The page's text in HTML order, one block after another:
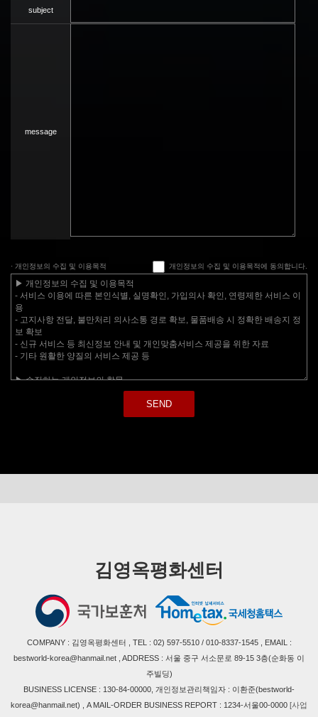
subject
message
· 개인정보의 수집 및 이용목적 개인정보의 수집 및 이용목적에 동의합니다.
SEND
김영옥평화센터
COMPANY : 김영옥평화센터 , TEL : 02) 597-5510 / 010-8337-1545 , EMAIL :
bestworld-korea@hanmail.net , ADDRESS : 서울 중구 서소문로 89-15 3층(순화동 이
주빌딩)
BUSINESS LICENSE : 130-84-00000, 개인정보관리책임자 : 이환준(bestworld-
korea@hanmail.net) , A MAIL-ORDER BUSINESS REPORT : 1234-서울00-0000 [사업